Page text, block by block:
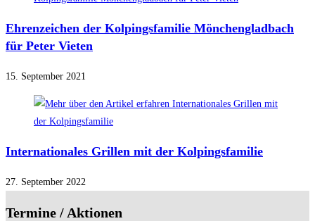
Ehrenzeichen der Kolpingsfamilie Mönchengladbach
für Peter Vieten
15. September 2021
Internationales Grillen mit der Kolpingsfamilie
27. September 2022
Termine / Aktionen